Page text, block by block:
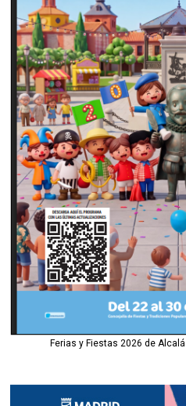
Ferias y Fiestas 2026 de